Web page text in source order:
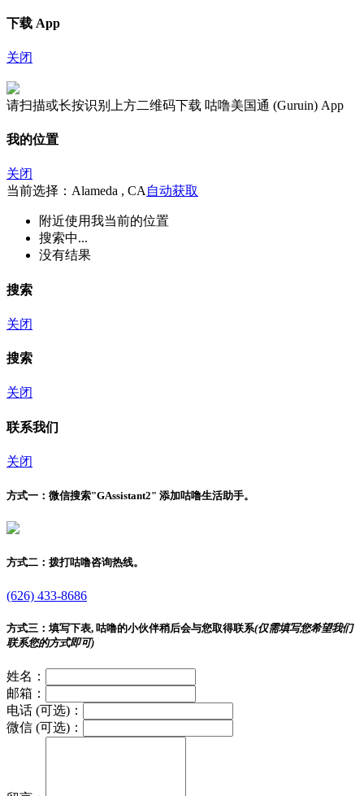
下载 App
关闭
请扫描或长按识别上方二维码下载 咕噜美国通 (Guruin) App
我的位置
关闭
当前选择：Alameda , CA 自动获取
附近使用我当前的位置
搜索中...
没有结果
搜索
关闭
搜索
关闭
联系我们
关闭
方式一： 微信搜索"GAssistant2" 添加咕噜生活助手。
方式二： 拨打咕噜咨询热线。
(626) 433-8686
方式三： 填写下表, 咕噜的小伙伴稍后会与您取得联系(仅需填写您希望我们
联系您的方式即可)
姓名：
邮箱：
电话 (可选)：
微信 (可选)：